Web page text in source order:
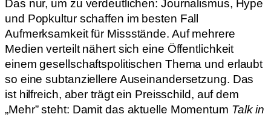
Das nur, um zu verdeutlichen: Journalismus, Hype
und Popkultur schaffen im besten Fall
Aufmerksamkeit für Missstände. Auf mehrere
Medien verteilt nähert sich eine Öffentlichkeit
einem gesellschaftspolitischen Thema und erlaubt
so eine subtanziellere Auseinandersetzung. Das
ist hilfreich, aber trägt ein Preisschild, auf dem
„Mehr” steht: Damit das aktuelle Momentum Talk in